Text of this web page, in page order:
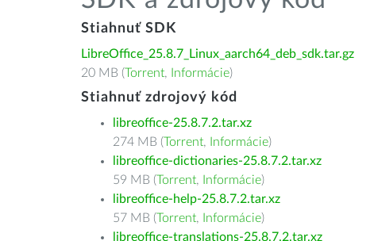
Stiahnuť SDK
LibreOffice_25.8.7_Linux_aarch64_deb_sdk.tar.gz
20 MB (Torrent, Informácie)
Stiahnuť zdrojový kód
libreoffice-25.8.7.2.tar.xz
274 MB (Torrent, Informácie)
libreoffice-dictionaries-25.8.7.2.tar.xz
59 MB (Torrent, Informácie)
libreoffice-help-25.8.7.2.tar.xz
57 MB (Torrent, Informácie)
libreoffice-translations-25.8.7.2.tar.xz